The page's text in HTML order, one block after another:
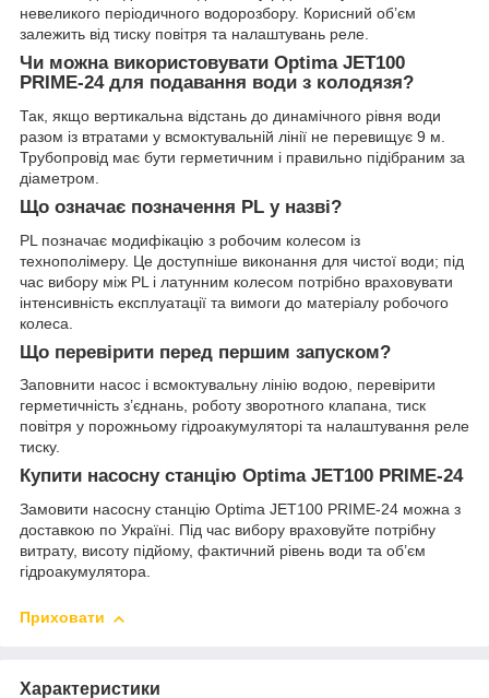
невеликого періодичного водорозбору. Корисний об’єм
залежить від тиску повітря та налаштувань реле.
Чи можна використовувати Optima JET100
PRIME-24 для подавання води з колодязя?
Так, якщо вертикальна відстань до динамічного рівня води
разом із втратами у всмоктувальній лінії не перевищує 9 м.
Трубопровід має бути герметичним і правильно підібраним за
діаметром.
Що означає позначення PL у назві?
PL позначає модифікацію з робочим колесом із
технополімеру. Це доступніше виконання для чистої води; під
час вибору між PL і латунним колесом потрібно враховувати
інтенсивність експлуатації та вимоги до матеріалу робочого
колеса.
Що перевірити перед першим запуском?
Заповнити насос і всмоктувальну лінію водою, перевірити
герметичність з’єднань, роботу зворотного клапана, тиск
повітря у порожньому гідроакумуляторі та налаштування реле
тиску.
Купити насосну станцію Optima JET100 PRIME-24
Замовити насосну станцію Optima JET100 PRIME-24 можна з
доставкою по Україні. Під час вибору враховуйте потрібну
витрату, висоту підйому, фактичний рівень води та об’єм
гідроакумулятора.
Приховати
Характеристики